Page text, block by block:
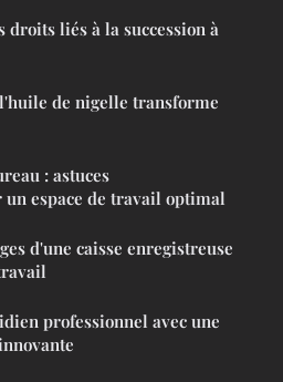
droits liés à la succession à
de nigelle transforme
: astuces
espace de travail optimal
d'une caisse enregistreuse
professionnel avec une